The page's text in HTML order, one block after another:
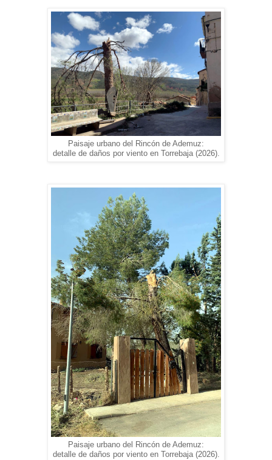
Paisaje urbano del Rincón de Ademuz:
detalle de daños por viento en Torrebaja (2026).
Paisaje urbano del Rincón de Ademuz:
detalle de daños por viento en Torrebaja (2026).